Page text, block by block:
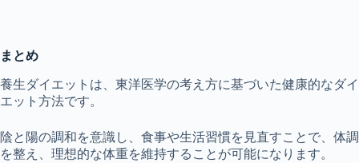
まとめ
養生ダイエットは、東洋医学の考え方に基づいた健康的なダイ
エット方法です。
陰と陽の調和を意識し、食事や生活習慣を見直すことで、体調
を整え、理想的な体重を維持することが可能になります。